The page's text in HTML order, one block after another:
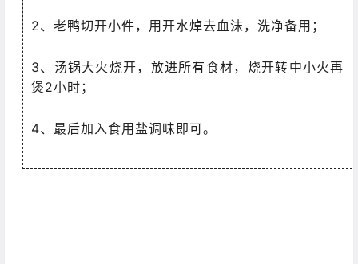
2、老鸭切开小件，用开水焯去血沫，洗净备用；
3、汤锅大火烧开，放进所有食材，烧开转中小火再
煲2小时；
4、最后加入食用盐调味即可。